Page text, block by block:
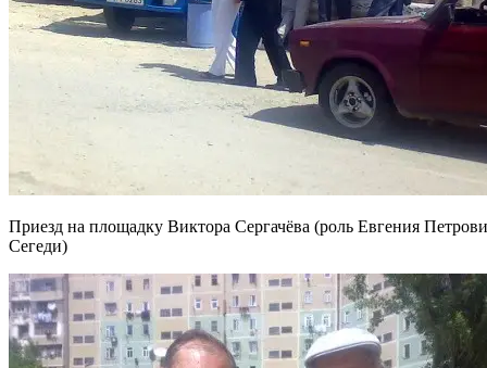
Приезд на площадку Виктора Сергачёва (роль Евгения
Сегеди)